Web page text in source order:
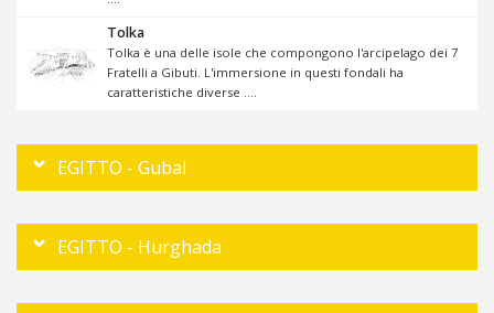
Tolka
Tolka è una delle isole che compongono l'arcipelago dei 7
Fratelli a Gibuti. L'immersione in questi fondali ha
caratteristiche diverse ....
EGITTO - Gubal
EGITTO - Hurghada